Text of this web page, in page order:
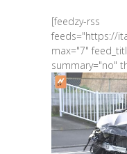
[feedzy-rss
feeds="https://
max="7"
summary="no"